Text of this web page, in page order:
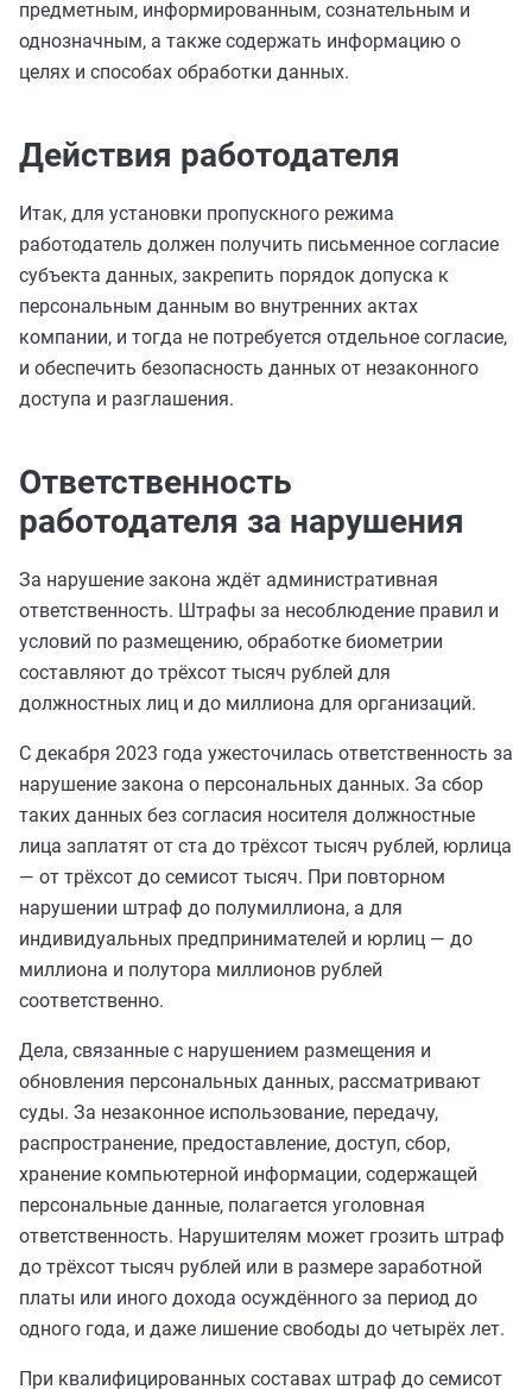
предметным, информированным, сознательным и
однозначным, а также содержать информацию о
целях и способах обработки данных.
Действия работодателя
Итак, для установки пропускного режима
работодатель должен получить письменное согласие
субъекта данных, закрепить порядок допуска к
персональным данным во внутренних актах
компании, и тогда не потребуется отдельное согласие,
и обеспечить безопасность данных от незаконного
доступа и разглашения.
Ответственность
работодателя за нарушения
За нарушение закона ждёт административная
ответственность. Штрафы за несоблюдение правил и
условий по размещению, обработке биометрии
составляют до трёхсот тысяч рублей для
должностных лиц и до миллиона для организаций.
С декабря 2023 года ужесточилась ответственность за
нарушение закона о персональных данных. За сбор
таких данных без согласия носителя должностные
лица заплатят от ста до трёхсот тысяч рублей, юрлица
— от трёхсот до семисот тысяч. При повторном
нарушении штраф до полумиллиона, а для
индивидуальных предпринимателей и юрлиц — до
миллиона и полутора миллионов рублей
соответственно.
Дела, связанные с нарушением размещения и
обновления персональных данных, рассматривают
суды. За незаконное использование, передачу,
распространение, предоставление, доступ, сбор,
хранение компьютерной информации, содержащей
персональные данные, полагается уголовная
ответственность. Нарушителям может грозить штраф
до трёхсот тысяч рублей или в размере заработной
платы или иного дохода осуждённого за период до
одного года, и даже лишение свободы до четырёх лет.
При квалифицированных составах штраф до семисот